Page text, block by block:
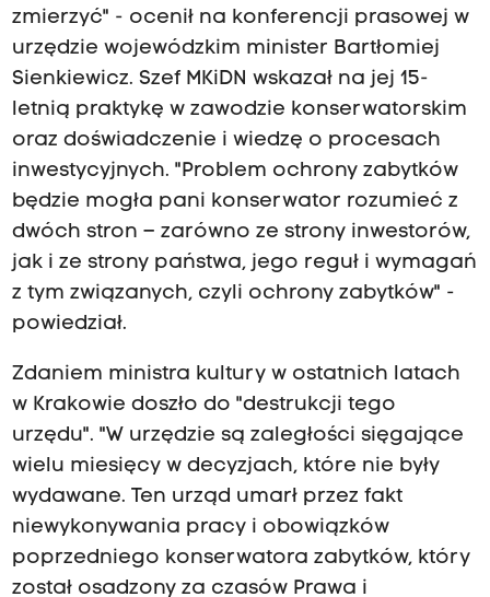
zmierzyć" - ocenił na konferencji prasowej w
urzędzie wojewódzkim minister Bartłomiej
Sienkiewicz. Szef MKiDN wskazał na jej 15-
letnią praktykę w zawodzie konserwatorskim
oraz doświadczenie i wiedzę o procesach
inwestycyjnych. "Problem ochrony zabytków
będzie mogła pani konserwator rozumieć z
dwóch stron – zarówno ze strony inwestorów,
jak i ze strony państwa, jego reguł i wymagań
z tym związanych, czyli ochrony zabytków" -
powiedział.
Zdaniem ministra kultury w ostatnich latach
w Krakowie doszło do "destrukcji tego
urzędu". "W urzędzie są zaległości sięgające
wielu miesięcy w decyzjach, które nie były
wydawane. Ten urząd umarł przez fakt
niewykonywania pracy i obowiązków
poprzedniego konserwatora zabytków, który
został osadzony za czasów Prawa i